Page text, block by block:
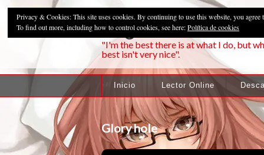
"I'm the best there is at what I do, but
best isn't very nice".
Inicio Lector Online
Glory hole
Privacy & Cookies: This site uses cookies. By continuing to use this website, you agree
To find out more, including how to control cookies, see here:Política de cookies